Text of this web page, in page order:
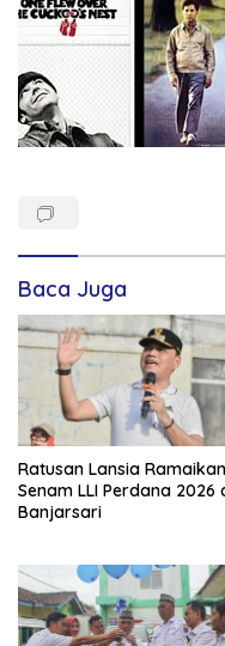
Baca Juga
Ratusan Lansia Ramaikan
Senam LLI Perdana 2026
Banjarsari